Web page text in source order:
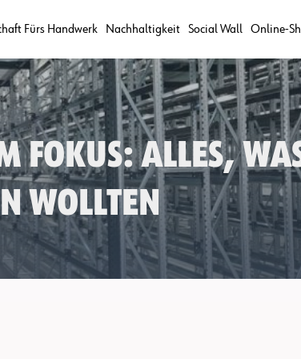
Fürs Handwerk Nachhaltigkeit Social Wall Online-
Fokus: Alles,
wollten